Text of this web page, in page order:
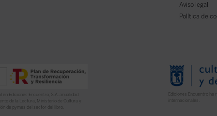
Aviso legal
Política de
Ediciones Encuentro, S.A. anualidad
de la Lectura, Ministerio de Cultura y
de pymes del sector del libro.